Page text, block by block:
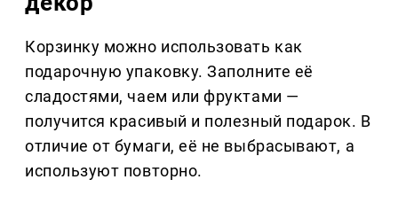
Корзинку можно использовать как
подарочную упаковку. Заполните её
сладостями, чаем или фруктами —
получится красивый и полезный подарок. В
отличие от бумаги, её не выбрасывают, а
используют повторно.